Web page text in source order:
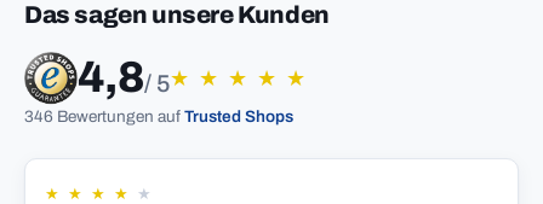
Das sagen unsere Kunden
4,8/ 5★ ★ ★ ★ ★
346 Bewertungen auf Trusted Shops
★ ★ ★ ★ ★